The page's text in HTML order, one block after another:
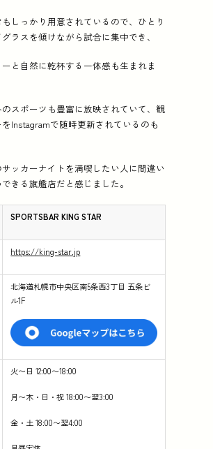
しっかり用意されているので、ひとり
ラスを傾けながら試合に集中でき、
と自然に乾杯する一体感も生まれま
スポーツも豊富に放映されていて、観
Instagramで随時更新されているのも
ッカーナイトを満喫したい人に間違い
きる旗艦店だと感じました。
SPORTSBAR KING STAR
https://king-star.jp
北海道札幌市中央区南5条西3丁目 五条ビ
ル1F
火〜日 12:00〜18:00
月〜木・日・祝 18:00〜翌3:00
金・土 18:00〜翌4:00